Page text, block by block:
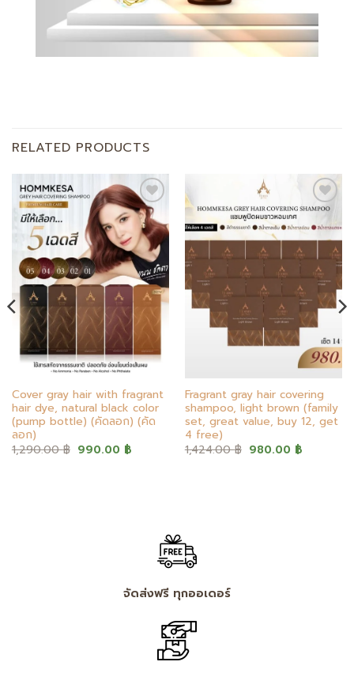
RELATED PRODUCTS
Add to
wishlist
Cover gray hair with fragrant
hair dye, natural black color
(pump bottle) (คัดลอก) (คัด
ลอก)
1,290.00฿ Original
price
990.00 ฿Current
Add to
wishlist
Fragrant gray hair covering
shampoo, light brown (family
set, great value, buy 12, get
4 free)
1,424.00฿ Original
price
980.00 ฿Current
จัดส่งฟรี ทุกออเดอร์